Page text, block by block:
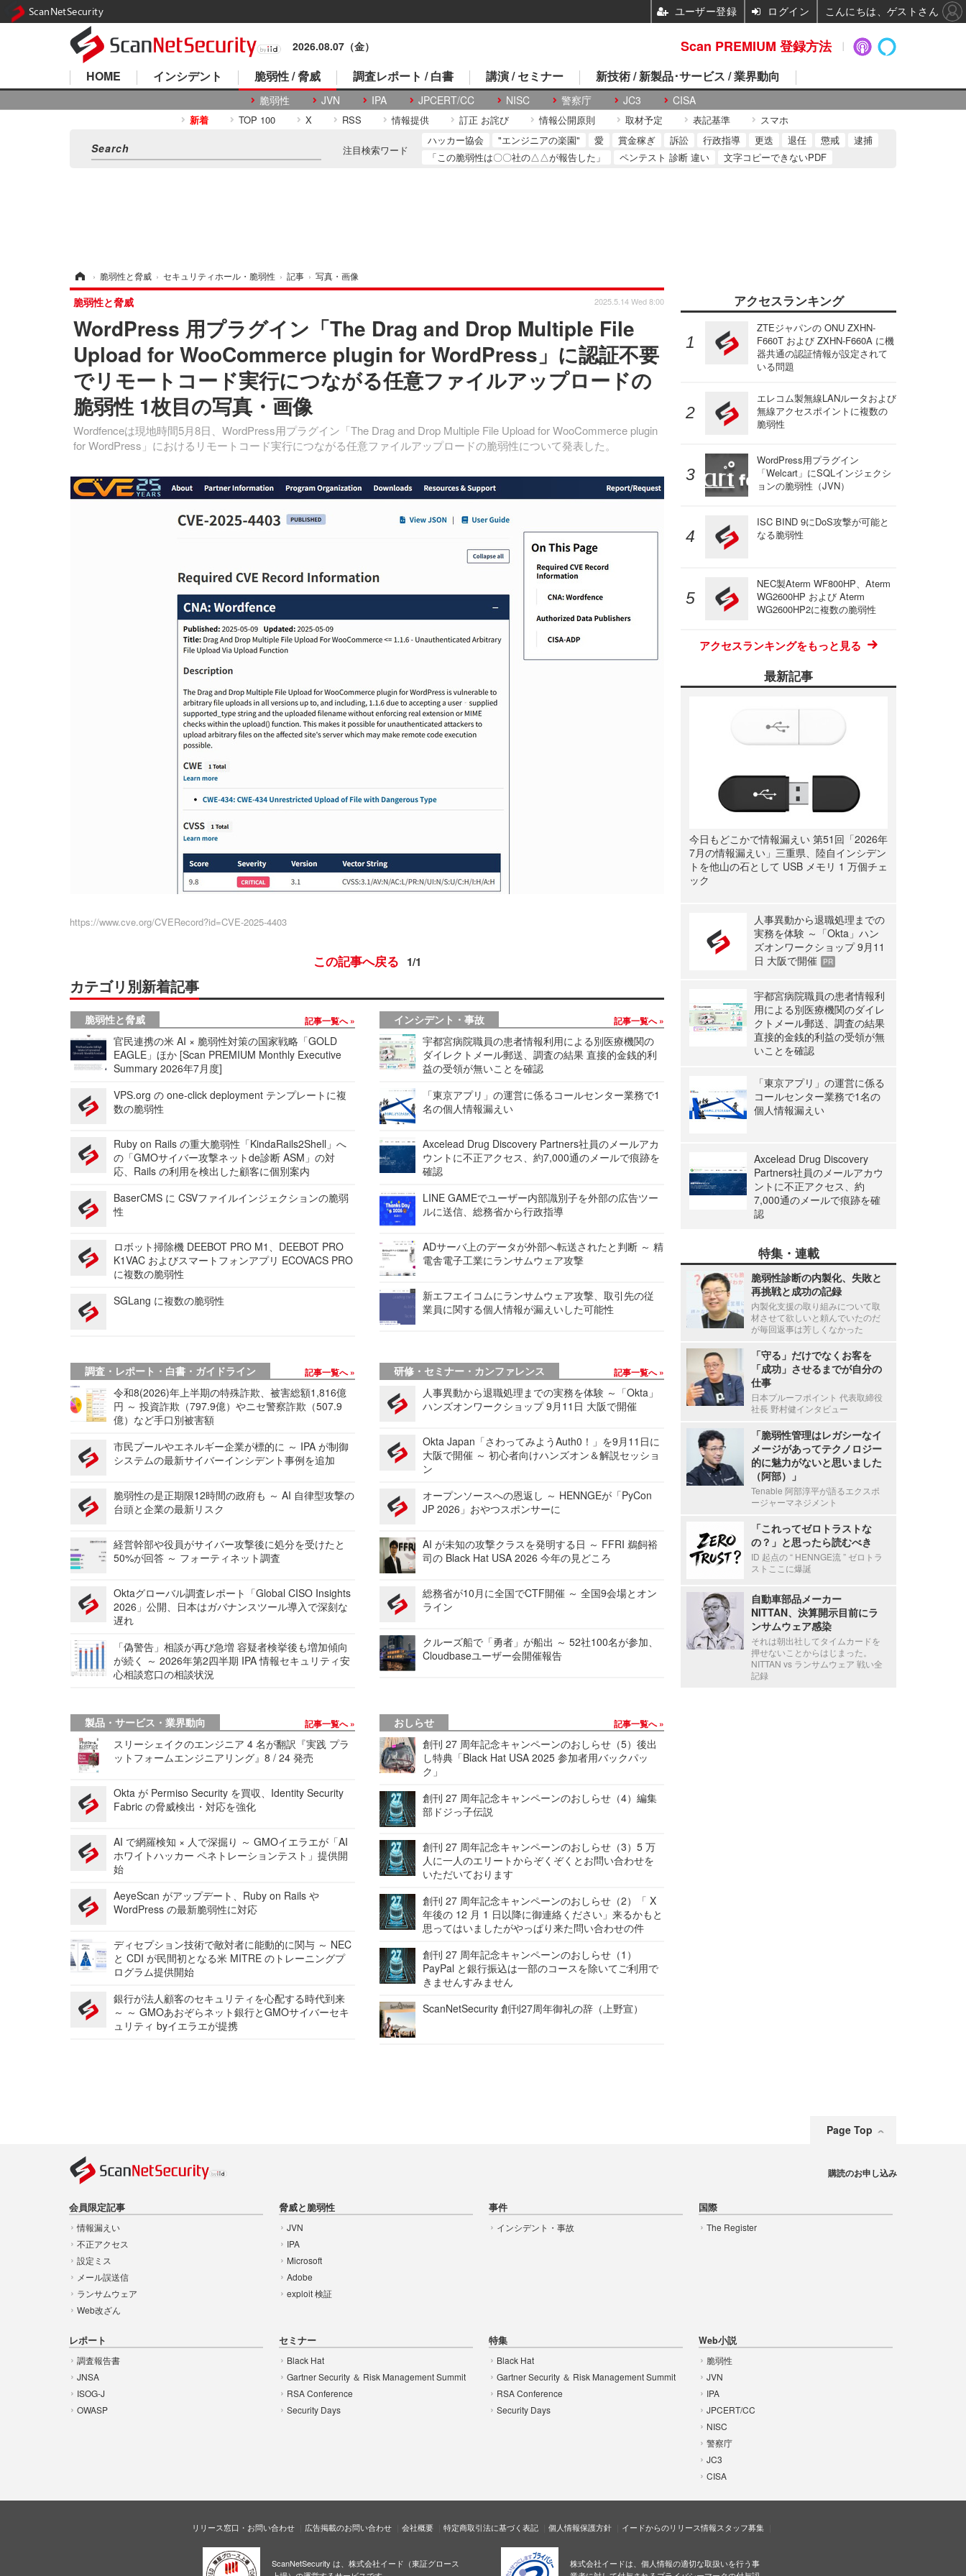
2026.08.07（金）
HOME インシデント 脆弱性 / 脅威
脆弱性 JVN IPA JPCERT/CC NISC 警察庁 JC3 CISA
調査レポート / 白書 講演 / セミナー 新技術 / 新製品･サービス / 業界動向
新着 TOP 100 X RSS 情報提供 訂正 お詫び 情報公開原則 取材予定 表記基準 スマホ
注目検索ワード
ハッカー協会 "エンジニアの楽園" 愛 賞金稼ぎ 訴訟 行政指導 更迭 退任 懲戒
逮捕
「この脆弱性は〇〇社の△△が報告した」
ペンテスト 診断 違い 文字コピーできないPDF
› 脆弱性と脅威 › セキュリティホール・脆弱性 › 記事 › 写真・画像
WordPress 用プラグイン「The Drag and Drop Multiple File
Upload for WooCommerce plugin for WordPress」に認証不要
でリモートコード実行につながる任意ファイルアップロードの
脆弱性 1枚目の写真・画像
Wordfenceは現地時間5月8日、WordPress用プラグイン「The Drag and Drop Multiple File Upload for WooCommerce plugin
for WordPress」におけるリモートコード実行につながる任意ファイルアップロードの脆弱性について発表した。
脆弱性と脅威 2025.5.14 Wed 8:00
https://www.cve.org/CVERecord?id=CVE-2025-4403
この記事へ戻る 1/1
カテゴリ別新着記事
脆弱性と脅威 記事一覧へ
官民連携の米 AI × 脆弱性対策の国家戦略「GOLD
EAGLE」ほか [Scan PREMIUM Monthly Executive
Summary 2026年7月度]
VPS.org の one-click deployment テンプレートに複
数の脆弱性
Ruby on Rails の重大脆弱性「KindaRails2Shell」へ
の「GMOサイバー攻撃ネットde診断 ASM」の対
応、Rails の利用を検出した顧客に個別案内
BaserCMS に CSVファイルインジェクションの脆弱
性
ロボット掃除機 DEEBOT PRO M1、DEEBOT PRO
K1VAC およびスマートフォンアプリ ECOVACS PRO
に複数の脆弱性
SGLang に複数の脆弱性
インシデント・事故 記事一覧へ
宇都宮病院職員の患者情報利用による別医療機関の
ダイレクトメール郵送、調査の結果 直接的金銭的利
益の受領が無いことを確認
「東京アプリ」の運営に係るコールセンター業務で1
名の個人情報漏えい
Axcelead Drug Discovery Partners社員のメールアカ
ウントに不正アクセス、約7,000通のメールで痕跡を
確認
LINE GAMEでユーザー内部識別子を外部の広告ツー
ルに送信、総務省から行政指導
ADサーバ上のデータが外部へ転送されたと判断 ～ 精
電舎電子工業にランサムウェア攻撃
新エフエイコムにランサムウェア攻撃、取引先の従
業員に関する個人情報が漏えいした可能性
調査・レポート・白書・ガイドライン 記事一覧へ
令和8(2026)年上半期の特殊詐欺、被害総額1,816億
円 ～ 投資詐欺（797.9億）やニセ警察詐欺（507.9
億）など手口別被害額
市民プールやエネルギー企業が標的に ～ IPA が制御
システムの最新サイバーインシデント事例を追加
脆弱性の是正期限12時間の政府も ～ AI 自律型攻撃の
台頭と企業の最新リスク
経営幹部や役員がサイバー攻撃後に処分を受けたと
50%が回答 ～ フォーティネット調査
Oktaグローバル調査レポート「Global CISO Insights
2026」公開、日本はガバナンスツール導入で深刻な
遅れ
「偽警告」相談が再び急増 容疑者検挙後も増加傾向
が続く ～ 2026年第2四半期 IPA 情報セキュリティ安
心相談窓口の相談状況
研修・セミナー・カンファレンス 記事一覧へ
人事異動から退職処理までの実務を体験 ～「Okta」
ハンズオンワークショップ 9月11日 大阪で開催
Okta Japan「さわってみようAuth0！」を9月11日に
大阪で開催 ～ 初心者向けハンズオン＆解説セッショ
ン
オープンソースへの恩返し ～ HENNGEが「PyCon
JP 2026」おやつスポンサーに
AI が未知の攻撃クラスを発明する日 ～ FFRI 鵜飼裕
司の Black Hat USA 2026 今年の見どころ
総務省が10月に全国でCTF開催 ～ 全国9会場とオン
ライン
クルーズ船で「勇者」が船出 ～ 52社100名が参加、
Cloudbaseユーザー会開催報告
製品・サービス・業界動向 記事一覧へ
スリーシェイクのエンジニア 4 名が翻訳『実践 プラ
ットフォームエンジニアリング』8 / 24 発売
Okta が Permiso Security を買収、Identity Security
Fabric の脅威検出・対応を強化
AI で網羅検知 × 人で深掘り ～ GMOイエラエが「AI
ホワイトハッカー ペネトレーションテスト」提供開
始
AeyeScan がアップデート、Ruby on Rails や
WordPress の最新脆弱性に対応
ディセプション技術で敵対者に能動的に関与 ～ NEC
と CDI が民間初となる米 MITRE のトレーニングプ
ログラム提供開始
銀行が法人顧客のセキュリティを心配する時代到来
～ ～ GMOあおぞらネット銀行とGMOサイバーセキ
ュリティ byイエラエが提携
おしらせ 記事一覧へ
創刊 27 周年記念キャンペーンのおしらせ（5）後出
し特典「Black Hat USA 2025 参加者用バックパッ
ク」
創刊 27 周年記念キャンペーンのおしらせ（4）編集
部ドジっ子伝説
創刊 27 周年記念キャンペーンのおしらせ（3）5 万
人に一人のエリートからぞくぞくとお問い合わせを
いただいております
創刊 27 周年記念キャンペーンのおしらせ（2）「 X
年後の 12 月 1 日以降に御連絡ください」来るかもと
思ってはいましたがやっぱり来た問い合わせの件
創刊 27 周年記念キャンペーンのおしらせ（1）
PayPal と銀行振込は一部のコースを除いてご利用で
きませんすみません
ScanNetSecurity 創刊27周年御礼の辞（上野宣）
アクセスランキング
ZTEジャパンの ONU ZXHN-
F660T および ZXHN-F660A に機
器共通の認証情報が設定されて
いる問題
エレコム製無線LANルータおよび
無線アクセスポイントに複数の
脆弱性
WordPress用プラグイン
「Welcart」にSQLインジェクシ
ョンの脆弱性（JVN）
ISC BIND 9にDoS攻撃が可能と
なる脆弱性
NEC製Aterm WF800HP、Aterm
WG2600HP および Aterm
WG2600HP2に複数の脆弱性
アクセスランキングをもっと見る
最新記事
今日もどこかで情報漏えい 第51回「2026年
7月の情報漏えい」三重県、陸自インシデン
トを他山の石として USB メモリ 1 万個チェ
ック
人事異動から退職処理までの
実務を体験 ～「Okta」ハン
ズオンワークショップ 9月11
日 大阪で開催
PR
宇都宮病院職員の患者情報利
用による別医療機関のダイレ
クトメール郵送、調査の結果
直接的金銭的利益の受領が無
いことを確認
「東京アプリ」の運営に係る
コールセンター業務で1名の
個人情報漏えい
Axcelead Drug Discovery
Partners社員のメールアカウ
ントに不正アクセス、約
7,000通のメールで痕跡を確
認
特集・連載
脆弱性診断の内製化、失敗と
再挑戦と成功の記録
内製化支援の取り組みについて取
材させて欲しいと頼んでいたのだ
が毎回返事は芳しくなかった
「守る」だけでなくお客を
「成功」させるまでが自分の
仕事
日本プルーフポイント 代表取締役
社長 野村健インタビュー
「脆弱性管理はレガシーなイ
メージがあってテクノロジー
的に魅力がないと思いました
（阿部）」
Tenable 阿部淳平が語るエクスポ
ージャーマネジメント
「これってゼロトラストな
の？」と思ったら読むべき
ID 起点の “ HENNGE流 ” ゼロトラ
ストここに爆誕
自動車部品メーカー
NITTAN、決算開示目前にラ
ンサムウェア感染
それは朝出社してタイムカードを
押せないことからはじまった。
NITTAN vs ランサムウェア 戦い全
記録
Page Top
会員限定記事
情報漏えい
不正アクセス
設定ミス
メール誤送信
ランサムウェア
Web改ざん
脅威と脆弱性
JVN
IPA
Microsoft
Adobe
exploit 検証
事件
インシデント・事故
国際
The Register
レポート
調査報告書
JNSA
ISOG-J
OWASP
セミナー
Black Hat
Gartner Security ＆ Risk Management Summit
RSA Conference
Security Days
特集
Black Hat
Gartner Security ＆ Risk Management Summit
RSA Conference
Security Days
Web小説
脆弱性
JVN
IPA
JPCERT/CC
NISC
警察庁
JC3
CISA
購読のお申し込み
リリース窓口・お問い合わせ 広告掲載のお問い合わせ 会社概要 特定商取引法に基づく表記 個人情報保護方針 イードからのリリース情報スタッフ募集
ScanNetSecurity は、株式会社イード（東証グロース
株式会社イードは、個人情報の適切な取扱いを行う事
Scan PREMIUM 登録方法
ScanNetSecurity ユーザー登録 ログイン こんにちは、ゲストさん